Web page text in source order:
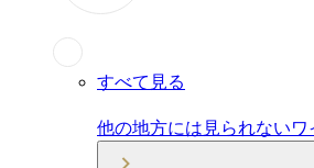
すべて見る
他の地方には見られないワ